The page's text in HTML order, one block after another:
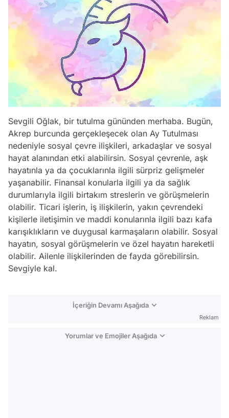
Sevgili Oğlak, bir tutulma gününden merhaba. Bugün,
Akrep burcunda gerçekleşecek olan Ay Tutulması
nedeniyle sosyal çevre ilişkileri, arkadaşlar ve sosyal
hayat alanından etki alabilirsin. Sosyal çevrenle, aşk
hayatınla ya da çocuklarınla ilgili sürpriz gelişmeler
yaşanabilir. Finansal konularla ilgili ya da sağlık
durumlarıyla ilgili birtakım streslerin ve görüşmelerin
olabilir. Ticari işlerin, iş ilişkilerin, yakın çevrendeki
kişilerle iletişimin ve maddi konularınla ilgili bazı kafa
karışıklıkların ve duygusal karmaşaların olabilir. Sosyal
hayatın, sosyal görüşmelerin ve özel hayatın hareketli
olabilir. Ailenle ilişkilerinden de fayda görebilirsin.
Sevgiyle kal.
İçeriğin Devamı Aşağıda
Reklam
Yorumlar ve Emojiler Aşağıda